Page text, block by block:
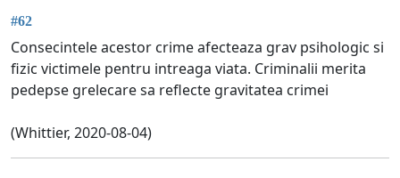
#62
Consecintele acestor crime afecteaza grav psihologic si
fizic victimele pentru intreaga viata. Criminalii merita
pedepse grelecare sa reflecte gravitatea crimei
(Whittier, 2020-08-04)